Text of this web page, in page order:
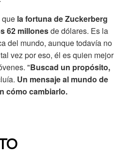
la fortuna de Zuckerberg
62 millonesde dólares. Es la
del mundo, aunque todavía no
vez por eso, él es quien mejor
"Buscad un propósito,
Un mensaje al mundo de
cómo cambiarlo.